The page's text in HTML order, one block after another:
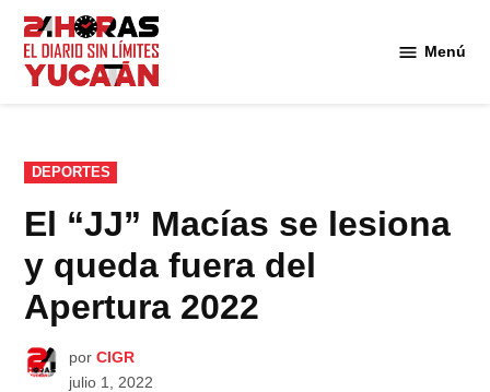
Saltar
contenido
Menú
PUBLICADO
EN
DEPORTES
El “JJ” Macías se lesiona
y queda fuera del
Apertura 2022
por CIGR
julio 1, 2022